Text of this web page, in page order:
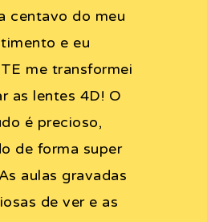
centavo do meu
e eu
me transformei
as lentes 4D! O
é precioso,
de forma super
aulas gravadas
de ver e as